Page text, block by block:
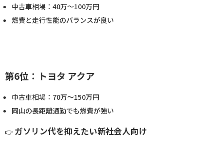
中古車相場：40万〜100万円
燃費と走行性能のバランスが良い
第6位：トヨタ アクア
中古車相場：70万〜150万円
岡山の長距離通勤でも燃費が強い
👉 ガソリン代を抑えたい新社会人向け